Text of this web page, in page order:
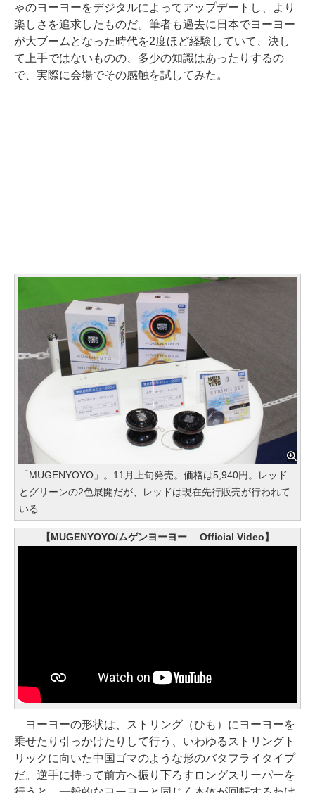
ゃのヨーヨーをデジタルによってアップデートし、より
楽しさを追求したものだ。筆者も過去に日本でヨーヨー
が大ブームとなった時代を2度ほど経験していて、決し
て上手ではないものの、多少の知識はあったりするの
で、実際に会場でその感触を試してみた。
「MUGENYOYO」。11月上旬発売。価格は5,940円。レッド
とグリーンの2色展開だが、レッドは現在先行販売が行われて
いる
【MUGENYOYO/ムゲンヨーヨー Official Video】
ヨーヨーの形状は、ストリング（ひも）にヨーヨーを
乗せたり引っかけたりして行う、いわゆるストリングト
リックに向いた中国ゴマのような形のバタフライタイプ
だ。逆手に持って前方へ振り下ろすロングスリーパーを